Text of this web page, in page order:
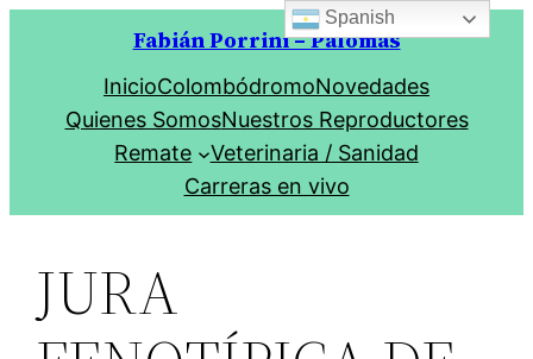
contenido
Fabián Porrini – Palomas
InicioColombódromoNovedades
Quienes SomosNuestros Reproductores
Remate
Veterinaria / Sanidad
Carreras en vivo
JURA
Spanish